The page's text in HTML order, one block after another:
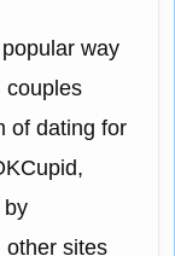
way
couples
of dating for
by
other sites